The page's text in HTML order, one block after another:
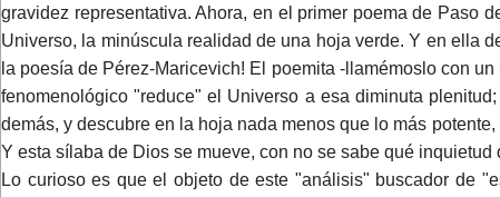
gravidez representativa. Ahora, en el primer poema de Paso
Universo, la minúscula realidad de una hoja verde. Y en ella
la poesía de Pérez-Maricevich! El poemita -llamémoslo con
fenomenológico "reduce" el Universo a esa diminuta
demás, y descubre en la hoja nada menos que lo más
Y esta sílaba de Dios se mueve, con no se sabe qué
Lo curioso es que el objeto de este "análisis" buscador de